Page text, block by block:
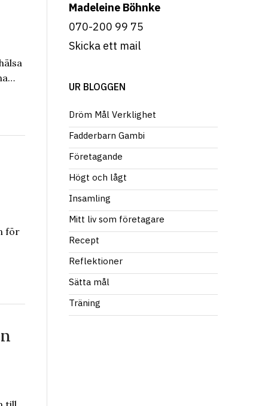
för
Madeleine Böhnke
070-200 99 75
Skicka ett mail
UR BLOGGEN
Dröm Mål Verklighet
Fadderbarn Gambi
Företagande
Högt och lågt
Insamling
Mitt liv som företagare
Recept
Reflektioner
Sätta mål
Träning